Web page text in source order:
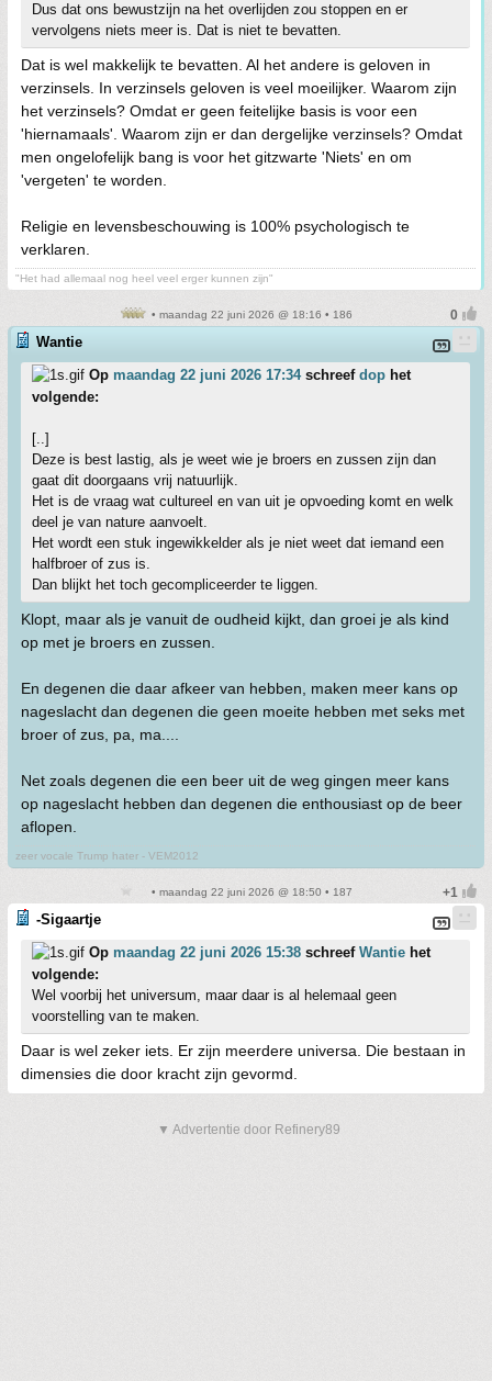
Dus dat ons bewustzijn na het overlijden zou stoppen en er
vervolgens niets meer is. Dat is niet te bevatten.
Dat is wel makkelijk te bevatten. Al het andere is geloven in
verzinsels. In verzinsels geloven is veel moeilijker. Waarom zijn
het verzinsels? Omdat er geen feitelijke basis is voor een
'hiernamaals'. Waarom zijn er dan dergelijke verzinsels? Omdat
men ongelofelijk bang is voor het gitzwarte 'Niets' en om
'vergeten' te worden.
Religie en levensbeschouwing is 100% psychologisch te
verklaren.
"Het had allemaal nog heel veel erger kunnen zijn"
• maandag 22 juni 2026 @ 18:16 • 186
Wantie
Op maandag 22 juni 2026 17:34schreef dop het
volgende:
[..]
Deze is best lastig, als je weet wie je broers en zussen zijn dan
gaat dit doorgaans vrij natuurlijk.
Het is de vraag wat cultureel en van uit je opvoeding komt en welk
deel je van nature aanvoelt.
Het wordt een stuk ingewikkelder als je niet weet dat iemand een
halfbroer of zus is.
Dan blijkt het toch gecompliceerder te liggen.
Klopt, maar als je vanuit de oudheid kijkt, dan groei je als kind
op met je broers en zussen.
En degenen die daar afkeer van hebben, maken meer kans op
nageslacht dan degenen die geen moeite hebben met seks met
broer of zus, pa, ma....
Net zoals degenen die een beer uit de weg gingen meer kans
op nageslacht hebben dan degenen die enthousiast op de beer
aflopen.
zeer vocale Trump hater - VEM2012
• maandag 22 juni 2026 @ 18:50 • 187
-Sigaartje
Op maandag 22 juni 2026 15:38 schreef Wantie het
volgende:
Wel voorbij het universum, maar daar is al helemaal geen
voorstelling van te maken.
Daar is wel zeker iets. Er zijn meerdere universa. Die bestaan in
dimensies die door kracht zijn gevormd.
▼ Advertentie door Refinery89